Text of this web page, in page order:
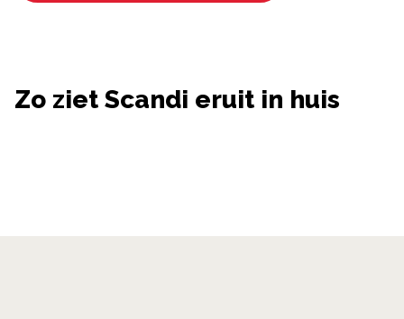
Zo ziet Scandi eruit in huis